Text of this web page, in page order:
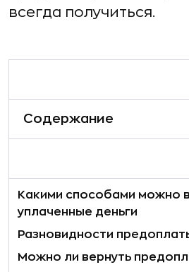
всегда получиться.
Содержание
Какими способами можно
уплаченные деньги
Разновидности
Можно ли вернуть